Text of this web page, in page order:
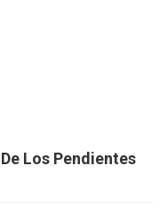
Los Pendientes